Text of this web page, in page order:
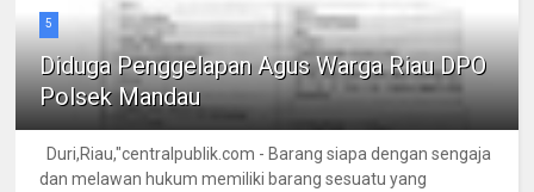
5
Diduga Penggelapan Agus Warga Riau DPO
Polsek Mandau
Duri,Riau,"centralpublik.com - Barang siapa dengan sengaja
dan melawan hukum memiliki barang sesuatu yang